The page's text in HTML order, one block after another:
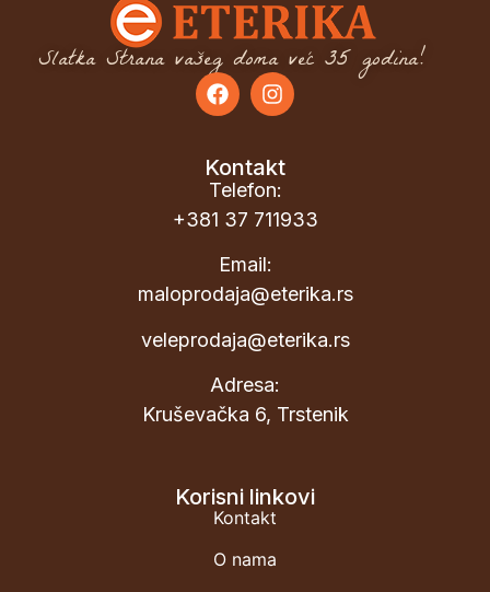
Slatka Strana vašeg doma već 35 godina!
Kontakt
Telefon:
+381 37 711933
Email:
maloprodaja@eterika.rs
veleprodaja@eterika.rs
Adresa:
Kruševačka 6, Trstenik
Korisni linkovi
Kontakt
O nama